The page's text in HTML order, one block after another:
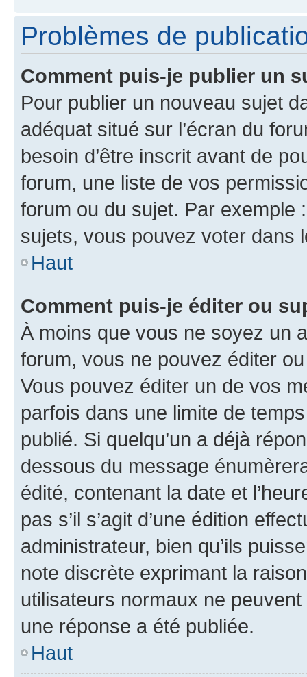
Problèmes de
Comment puis-je publier un
Pour publier un nouveau sujet
adéquat situé sur l’écran du
besoin d’être inscrit avant de
forum, une liste de vos
forum ou du sujet. Par exemple
sujets, vous pouvez voter dans
Haut
Comment puis-je éditer ou
À moins que vous ne soyez un
forum, vous ne pouvez éditer
Vous pouvez éditer un de vos
parfois dans une limite de
publié. Si quelqu’un a déjà
dessous du message
édité, contenant la date et
pas s’il s’agit d’une édition
administrateur, bien qu’ils
note discrète exprimant la
utilisateurs normaux ne
une réponse a été publiée.
Haut